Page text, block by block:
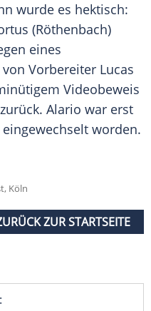
wurde es hektisch:
(Röthenbach)
eines
Vorbereiter Lucas
Videobeweis
Alario war erst
worden.
Köln
ZUR STARTSEITE